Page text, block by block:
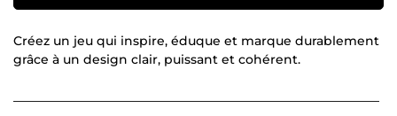
Créez un jeu qui inspire, éduque et marque durablement
grâce à un design clair, puissant et cohérent.